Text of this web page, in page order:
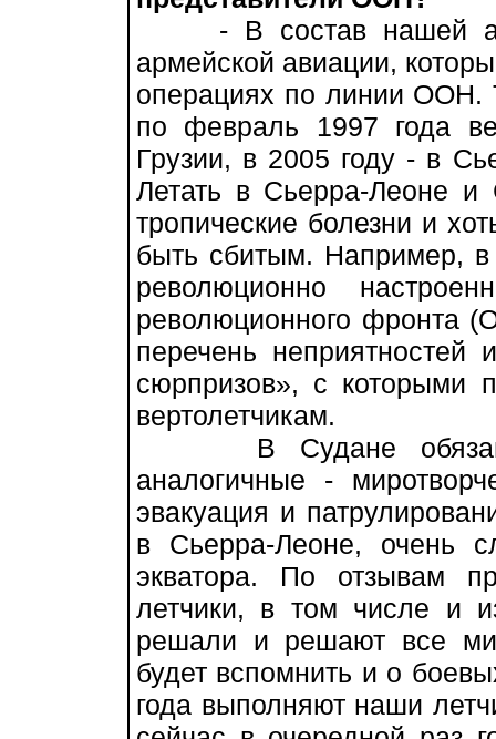
- В состав нашей
армейской авиации,
операциях по линии ООН.
по февраль 1997 года
Грузии, в 2005 году - в
Летать в Сьерра-Леоне
тропические болезни и
быть сбитым. Например, в
революционно
революционного фронта
перечень неприятностей
сюрпризов», с которыми
вертолетчикам.
В Судане
аналогичные -
эвакуация и
в Сьерра-Леоне, очень
экватора. По отзывам
летчики, в том числе и
решали и решают все
будет вспомнить и о
года выполняют наши